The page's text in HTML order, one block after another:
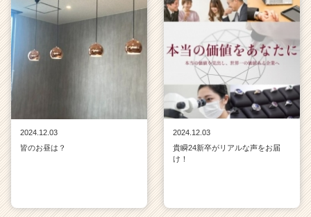
2024.12.03
皆のお昼は？
2024.12.03
貴瞬24新卒がリアルな声をお届
け！